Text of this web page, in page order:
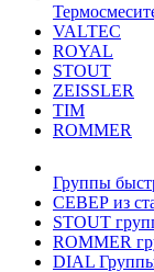
VALTEC
ROYAL
STOUT
ZEISSLER
TIM
ROMMER
Группы
СЕВЕР из
STOUT
ROMMER
DIAL Группы